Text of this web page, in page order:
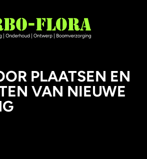
AANLEG
PLAATSEN EN
VAN NIEUWE